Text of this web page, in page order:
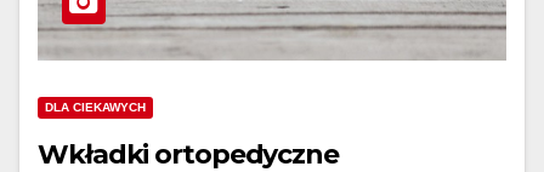
DLA CIEKAWYCH
Wkładki ortopedyczne